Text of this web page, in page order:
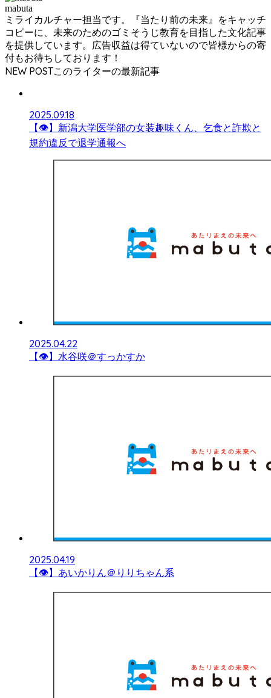
mabuta
ミライカルチャー担当です。『当たり前の未来』をキャッチ
コピーに、未来のためのゴミそうじ教育を目指した文化記事
を提供しています。広告収益は得ていないので皆様からの寄
付もお待ちしております！
NEW POST
2025.09.18
【👁】新潟大学医学部の女装趣味くん、乞食と詐欺と
規約違反で退学通報へ
2025.04.22
【👁】水谷咲＠すっかすか
2025.04.19
【👁】あいかりん＠りりちゃん系